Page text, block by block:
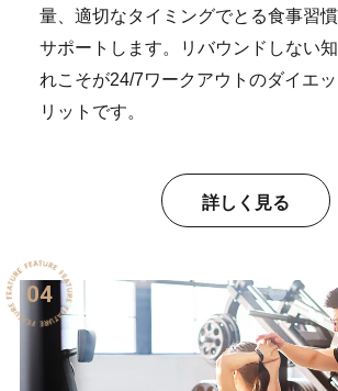
量、適切なタイミングでとる食事習
サポートします。リバウンドしない
れこそが24/7ワークアウトのダイエ
リットです。
詳しく見る
04